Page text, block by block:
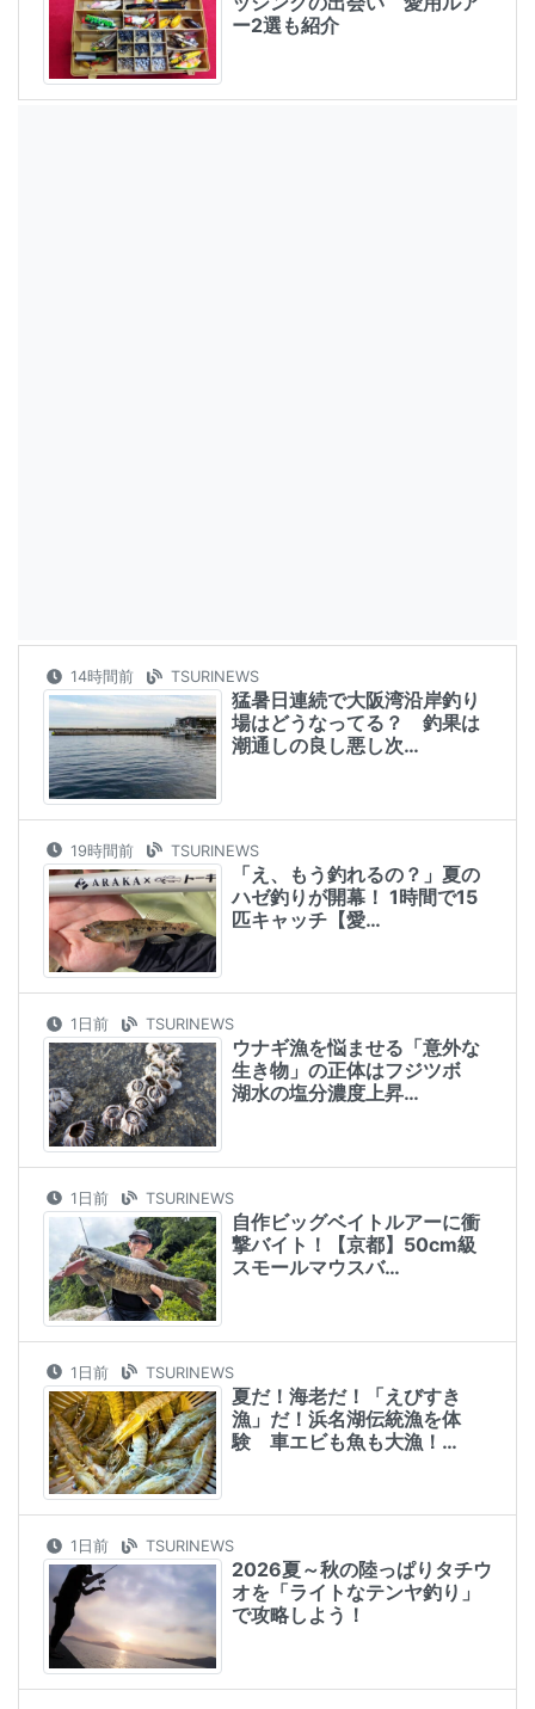
ー2選も紹介
14時間前 TSURINEWS
猛暑日連続で大阪湾沿岸釣り
場はどうなってる？ 釣果は
潮通しの良し悪し次…
19時間前 TSURINEWS
「え、もう釣れるの？」夏の
ハゼ釣りが開幕！ 1時間で15
匹キャッチ【愛…
1日前 TSURINEWS
ウナギ漁を悩ませる「意外な
生き物」の正体はフジツボ
湖水の塩分濃度上昇…
1日前 TSURINEWS
自作ビッグベイトルアーに衝
撃バイト！【京都】50cm級
スモールマウスバ…
1日前 TSURINEWS
夏だ！海老だ！「えびすき
漁」だ！浜名湖伝統漁を体
験 車エビも魚も大漁！…
1日前 TSURINEWS
2026夏～秋の陸っぱりタチウ
オを「ライトなテンヤ釣り」
で攻略しよう！